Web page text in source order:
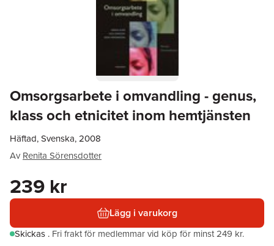
Omsorgsarbete i omvandling - genus,
klass och etnicitet inom hemtjänsten
Häftad, Svenska, 2008
Av Renita Sörensdotter
239 kr
Lägg i varukorg
Skickas . Fri frakt för medlemmar vid köp för minst 249 kr.